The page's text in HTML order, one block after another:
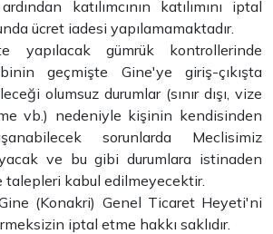
katılımcının katılımını iptal
ücret iadesi yapılamamaktadır.
yapılacak gümrük kontrollerinde
geçmişte Gine'ye giriş-çıkışta
olumsuz durumlar (sınır dışı, vize
vb.) nedeniyle kişinin kendisinden
sorunlarda Meclisimiz
ve bu gibi durumlara istinaden
talepleri kabul edilmeyecektir.
(Konakri) Genel Ticaret Heyeti'ni
iptal etme hakkı saklıdır.